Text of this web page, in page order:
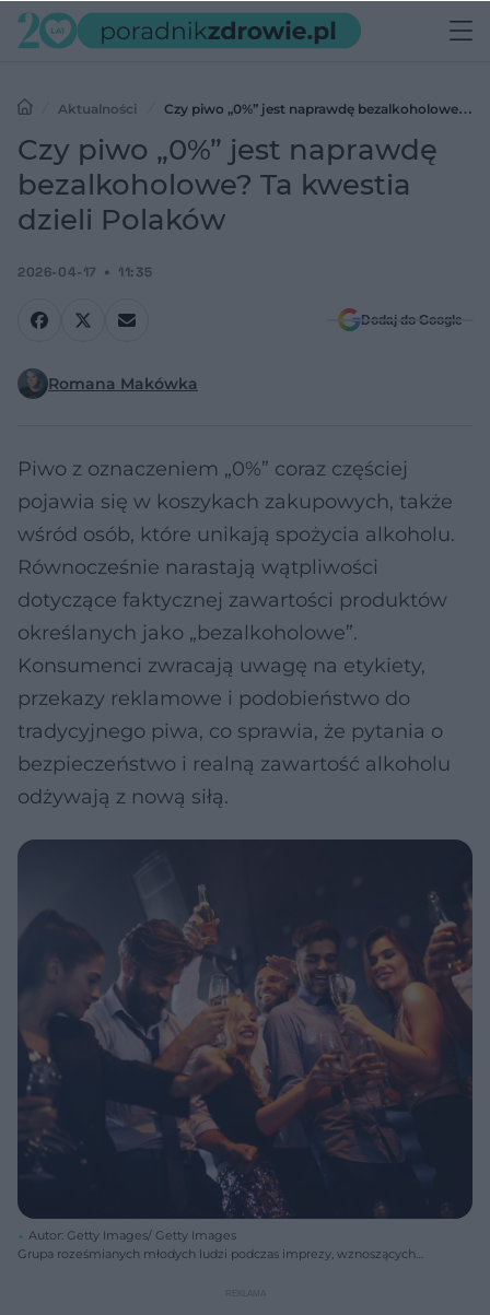
Aktualności
Czy piwo „0%” jest naprawdę bezalkoholowe? Ta
kwestia dzieli Polaków
Czy piwo „0%” jest naprawdę
bezalkoholowe? Ta kwestia
dzieli Polaków
2026-04-17 11:35
Dodaj do Google
Romana Makówka
Piwo z oznaczeniem „0%” coraz częściej
pojawia się w koszykach zakupowych, także
wśród osób, które unikają spożycia alkoholu.
Równocześnie narastają wątpliwości
dotyczące faktycznej zawartości produktów
określanych jako „bezalkoholowe”.
Konsumenci zwracają uwagę na etykiety,
przekazy reklamowe i podobieństwo do
tradycyjnego piwa, co sprawia, że pytania o
bezpieczeństwo i realną zawartość alkoholu
odżywają z nową siłą.
Autor: Getty Images/ Getty Images
Grupa roześmianych młodych ludzi podczas imprezy, wznoszących
zagadnienie odróżniania piwa bezalkoholowego od alkoholowego, o